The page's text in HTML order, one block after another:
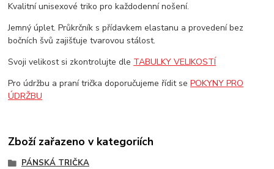
Kvalitní unisexové triko pro každodenní nošení.
Jemný úplet. Průkrčník s přídavkem elastanu a provedení bez
bočních švů zajišťuje tvarovou stálost.
Svoji velikost si zkontrolujte dle TABULKY VELIKOSTÍ
Pro údržbu a praní trička doporučujeme řídit sePOKYNY PRO
ÚDRŽBU
Zboží zařazeno v kategoriích
PÁNSKÁ TRIČKA